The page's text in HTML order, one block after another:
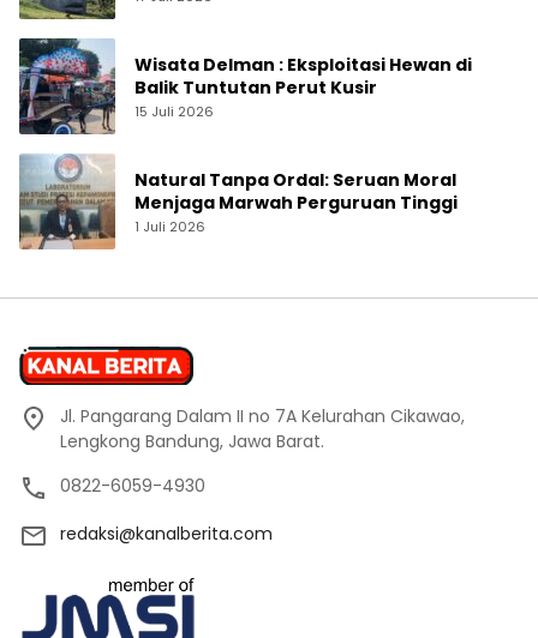
Wisata Delman : Eksploitasi Hewan di
Balik Tuntutan Perut Kusir
15 Juli 2026
Natural Tanpa Ordal: Seruan Moral
Menjaga Marwah Perguruan Tinggi
1 Juli 2026
Jl. Pangarang Dalam II no 7A Kelurahan Cikawao,
Lengkong Bandung, Jawa Barat.
0822-6059-4930
redaksi@kanalberita.com